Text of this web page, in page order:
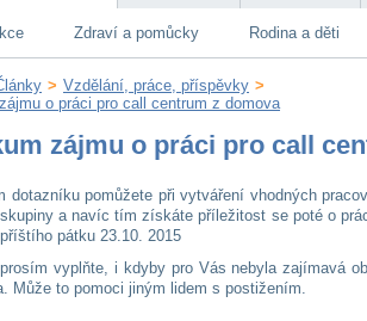
Zdraví a pomůcky Rodina a děti
> Vzdělání, práce, příspěvky >
o práci pro call centrum z domova
zájmu o práci pro call
dotazníku pomůžete při vytváření vhodných
a navíc tím získáte příležitost se poté o
pátku 23.10. 2015
vyplňte, i kdyby pro Vás nebyla zajímavá
Může to pomoci jiným lidem s postižením.